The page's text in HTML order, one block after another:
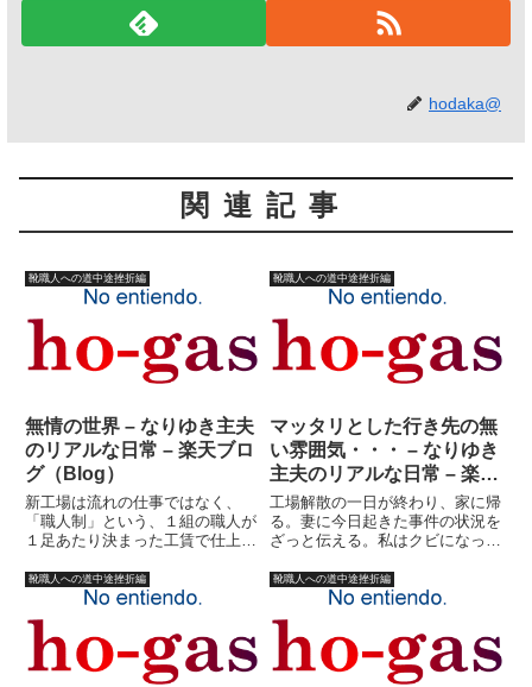
hodaka@
関連記事
靴職人への道中途挫折編
無情の世界 – なりゆき主夫
のリアルな日常 – 楽天ブロ
グ（Blog）
新工場は流れの仕事ではなく、
「職人制」という、１組の職人が
１足あたり決まった工賃で仕上げ
出すかを決めるのが私の仕事だ。
さらにその工賃の管理も私の仕事
だ。そしてその上がり具合を管理
するのも私の仕事だ。そし
て・・・...
靴職人への道中途挫折編
マッタリとした行き先の無
い雰囲気・・・ – なりゆき
主夫のリアルな日常 – 楽天
ブログ（Blog）
工場解散の一日が終わり、家に帰
る。妻に今日起きた事件の状況を
ざっと伝える。私はクビになった
し、たぶん・・・今月の給料も出
る。（若干給料が下がる危険性は
あるにしろ）家族にとってはそれ
ほど大事件ではない。ほんの２年
ほ...
靴職人への道中途挫折編 靴職人への道中途挫折編